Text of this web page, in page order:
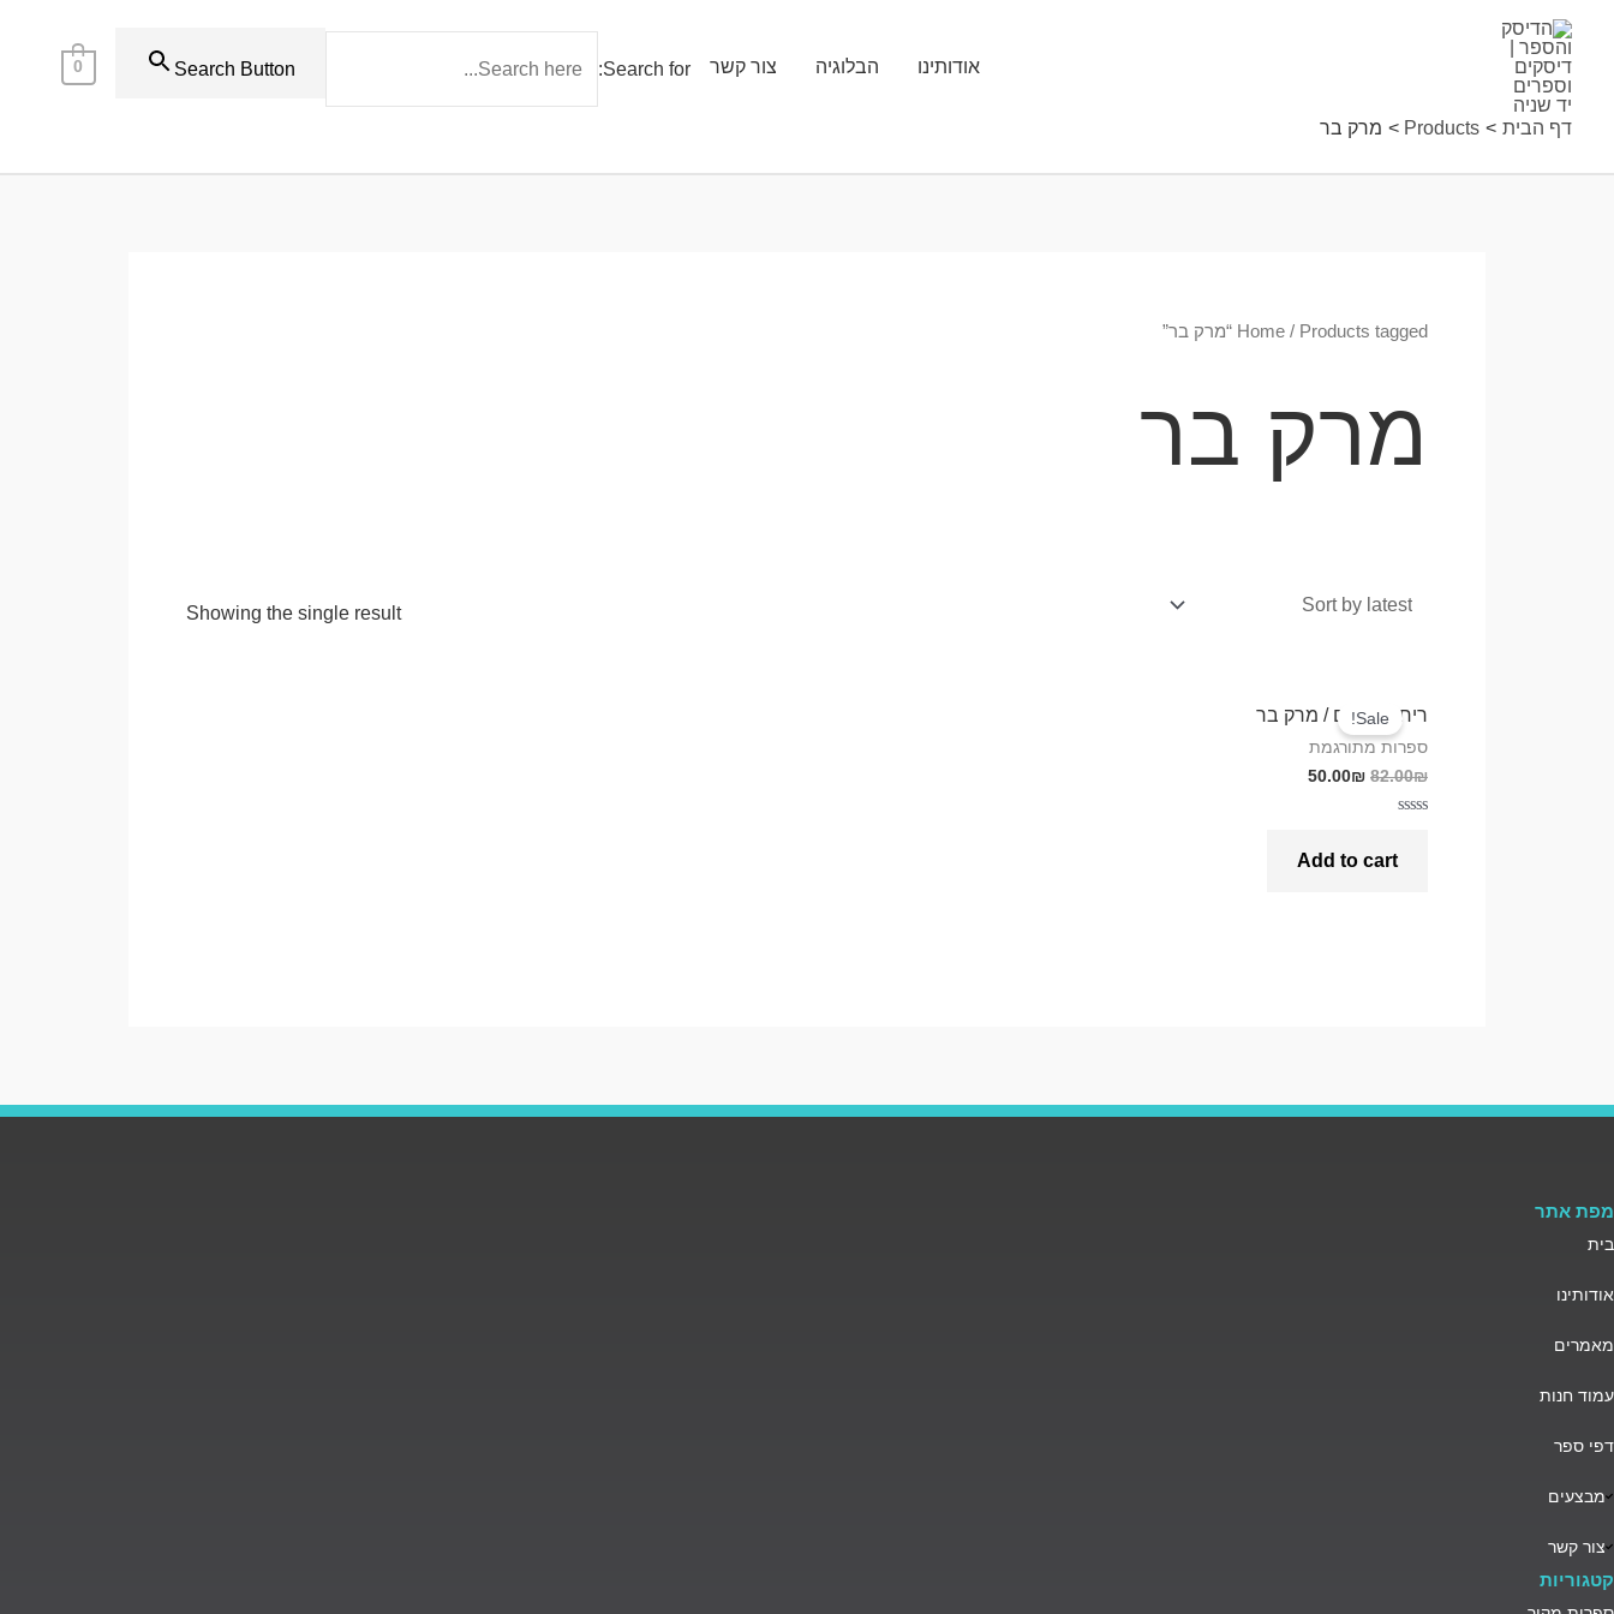
אודותינו הבלוגיה צור קשר Search for:
Search Button
0
דף הבית Products מרק בר
Home / Products tagged “מרק בר”
מרק בר
Showing the single result
Sale!
ריח תפוחים / מרק בר
ספרות מתורגמת
82.00₪
50.00₪
Add to cart
מפת אתר
בית
אודותינו
מאמרים
עמוד חנות
דפי ספר
מבצעים
צור קשר
קטגוריות